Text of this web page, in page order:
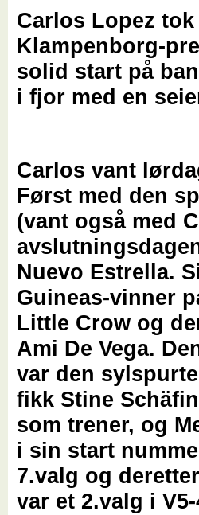
Carlos Lopez
Klampenborg-
solid start på
i fjor med en
Carlos vant
Først med den
(vant også med
Nuevo Estrella.
Guineas-vinner
Little Crow og
Ami De Vega.
var den
fikk Stine
som trener, og
i sin start
7.valg og
var et 2.valg i V5-